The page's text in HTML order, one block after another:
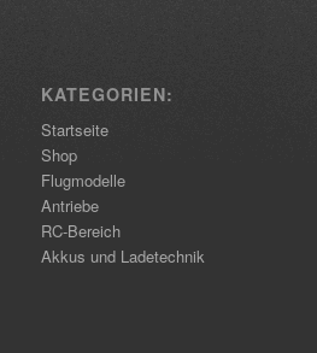
KATEGORIEN:
Startseite
Shop
Flugmodelle
Antriebe
RC-Bereich
Akkus und Ladetechnik